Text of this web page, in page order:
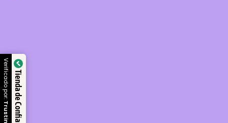
Tienda de Confianza
Verificado por: